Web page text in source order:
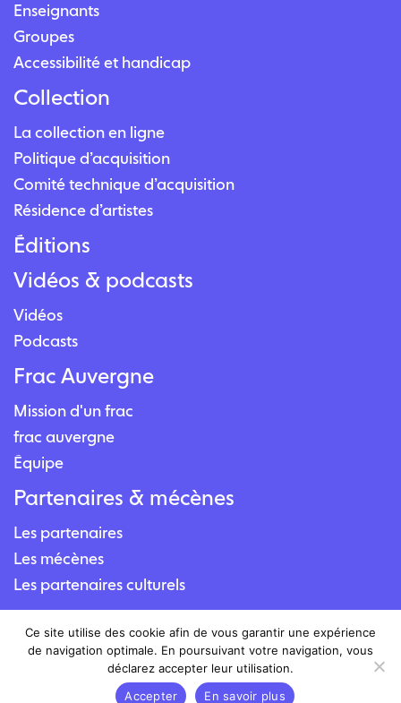
Enseignants
Groupes
Accessibilité et handicap
Collection
La collection en ligne
Politique d’acquisition
Comité technique d’acquisition
Résidence d’artistes
Éditions
Vidéos & podcasts
Vidéos
Podcasts
Frac Auvergne
Mission d'un frac
frac auvergne
Équipe
Partenaires & mécènes
Les partenaires
Les mécènes
Les partenaires culturels
Nous contacter
Ce site utilise des cookie afin de vous garantir une expérience
de navigation optimale. En poursuivant votre navigation, vous
déclarez accepter leur utilisation.
Accepter
En savoir plus